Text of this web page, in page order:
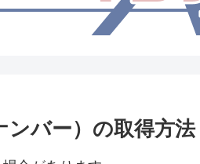
ンバー）の取得方法